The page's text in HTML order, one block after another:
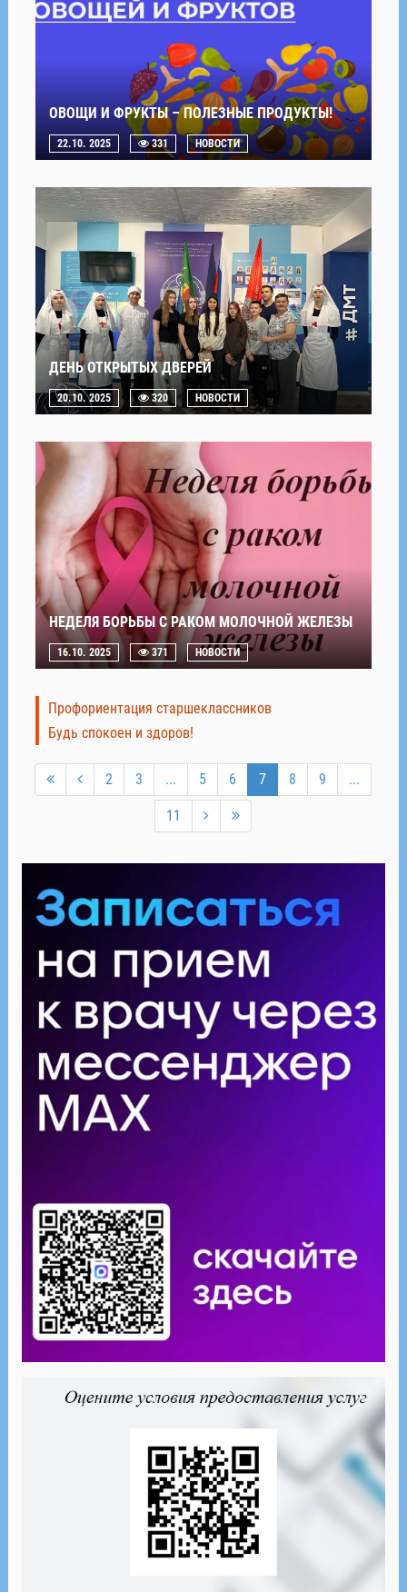
ОВОЩИ И ФРУКТЫ – ПОЛЕЗНЫЕ ПРОДУКТЫ!
22.10. 2025 331 НОВОСТИ
ДЕНЬ ОТКРЫТЫХ ДВЕРЕЙ
20.10. 2025 320 НОВОСТИ
НЕДЕЛЯ БОРЬБЫ С РАКОМ МОЛОЧНОЙ ЖЕЛЕЗЫ
16.10. 2025 371 НОВОСТИ
Профориентация старшеклассников
Будь спокоен и здоров!
2 3 ... 5 6 7 8 9 ...
11